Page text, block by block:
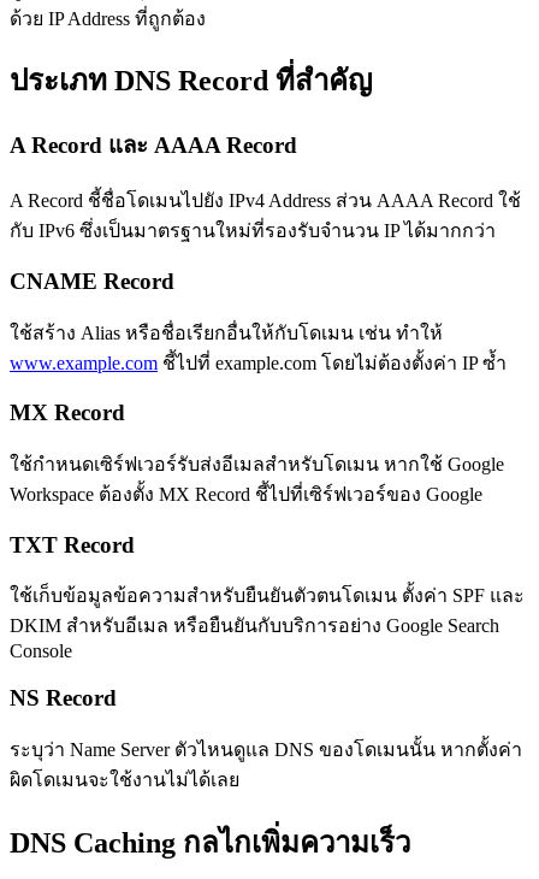
ด้วย IP Address ที่ถูกต้อง
ประเภท DNS Record ที่สำคัญ
A Record และ AAAA Record
A Record ชี้ชื่อโดเมนไปยัง IPv4 Address ส่วน AAAA Record ใช้
กับ IPv6 ซึ่งเป็นมาตรฐานใหม่ที่รองรับจำนวน IP ได้มากกว่า
CNAME Record
ใช้สร้าง Alias หรือชื่อเรียกอื่นให้กับโดเมน เช่น ทำให้
www.example.com ชี้ไปที่ example.com โดยไม่ต้องตั้งค่า IP ซ้ำ
MX Record
ใช้กำหนดเซิร์ฟเวอร์รับส่งอีเมลสำหรับโดเมน หากใช้ Google
Workspace ต้องตั้ง MX Record ชี้ไปที่เซิร์ฟเวอร์ของ Google
TXT Record
ใช้เก็บข้อมูลข้อความสำหรับยืนยันตัวตนโดเมน ตั้งค่า SPF และ
DKIM สำหรับอีเมล หรือยืนยันกับบริการอย่าง Google Search
Console
NS Record
ระบุว่า Name Server ตัวไหนดูแล DNS ของโดเมนนั้น หากตั้งค่า
ผิดโดเมนจะใช้งานไม่ได้เลย
DNS Caching กลไกเพิ่มความเร็ว